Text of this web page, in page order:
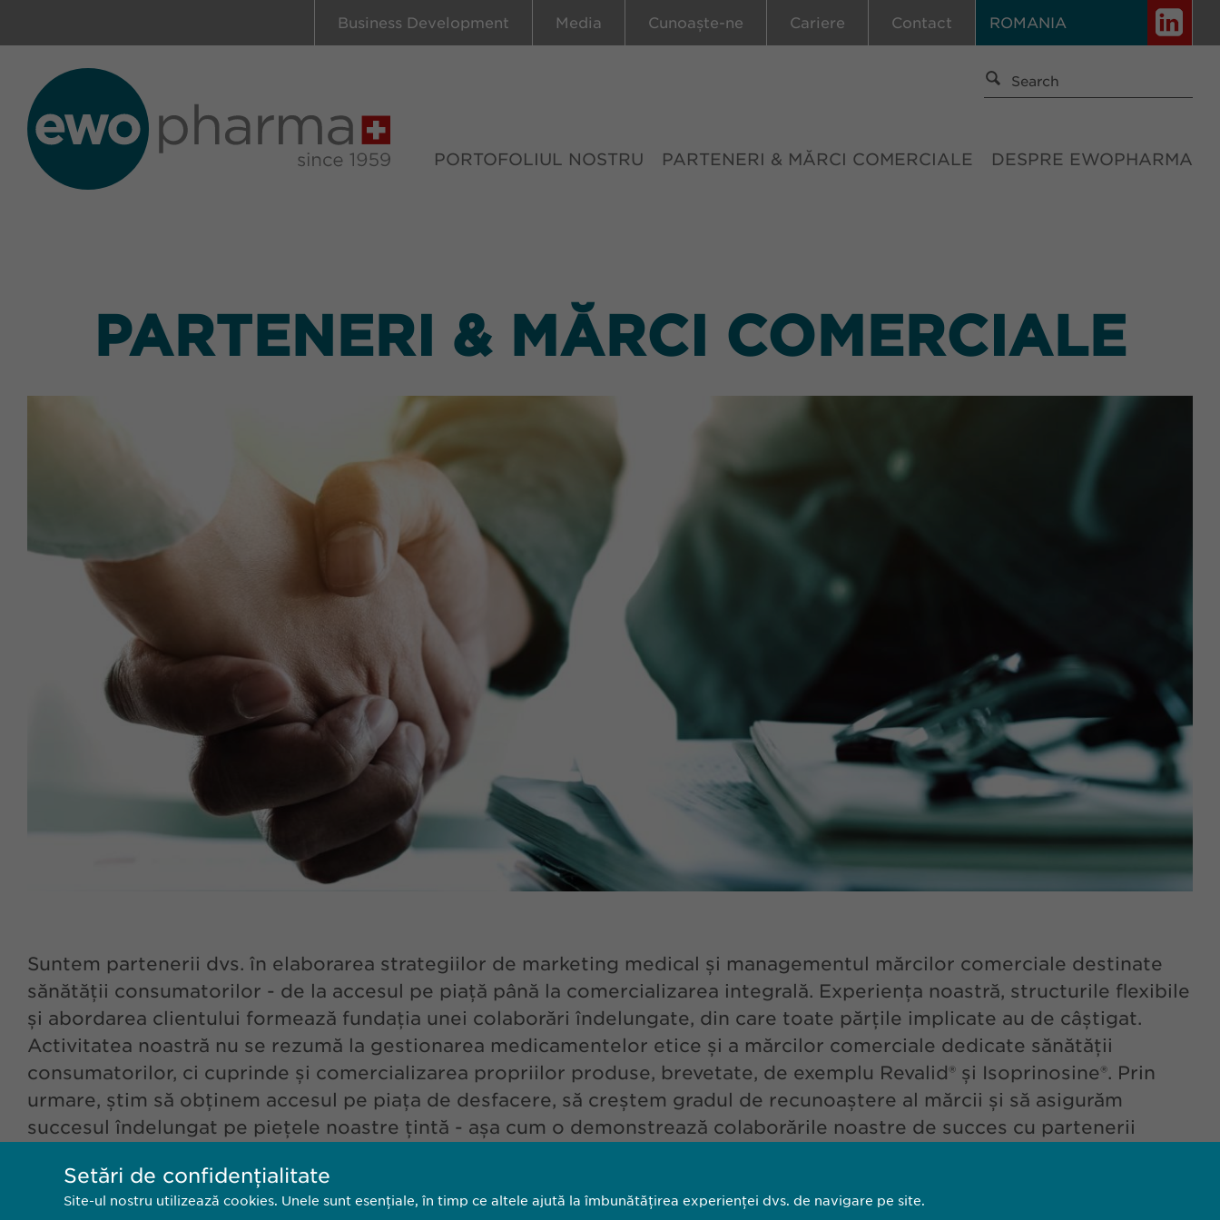
ROMANIA
Business Development Media Cunoaște-ne Cariere Contact
PORTOFOLIUL NOSTRU PARTENERI & MĂRCI COMERCIALE DESPRE EWOPHARMA
PARTENERI & MĂRCI COMERCIALE
Suntem partenerii dvs. în elaborarea strategiilor de marketing medical și managementul mărcilor comerciale destinate
sănătății consumatorilor - de la accesul pe piață până la comercializarea integrală. Experiența noastră, structurile flexibile
și abordarea clientului formează fundația unei colaborări îndelungate, din care toate părțile implicate au de câștigat.
Activitatea noastră nu se rezumă la gestionarea medicamentelor etice și a mărcilor comerciale dedicate sănătății
consumatorilor, ci cuprinde și comercializarea propriilor produse, brevetate, de exemplu Revalid® și Isoprinosine®. Prin
urmare, știm să obținem accesul pe piața de desfacere, să creștem gradul de recunoaștere al mărcii și să asigurăm
succesul îndelungat pe piețele noastre țintă - așa cum o demonstrează colaborările noastre de succes cu partenerii
Setări de confidențialitate
Site-ul nostru utilizează cookies. Unele sunt esențiale, în timp ce altele ajută la îmbunătățirea experienței dvs. de navigare pe site.